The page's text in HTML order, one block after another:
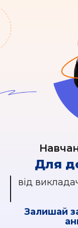
Для
від
Залишай